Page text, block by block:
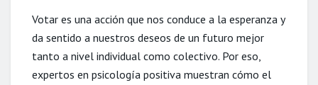
Votar es una acción que nos conduce a la esperanza y
da sentido a nuestros deseos de un futuro mejor
tanto a nivel individual como colectivo. Por eso,
expertos en psicología positiva muestran cómo el